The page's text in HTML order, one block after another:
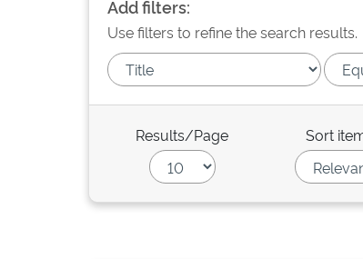
Add filters:
Use filters to refine the search results.
Results/Page Sort